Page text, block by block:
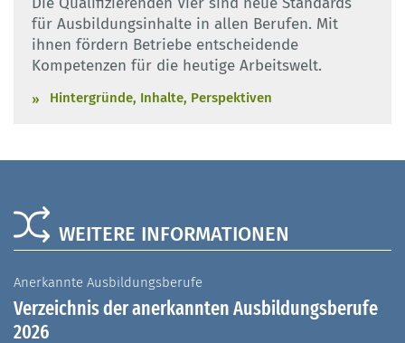
für Ausbildungsinhalte in allen Berufen. Mit
ihnen fördern Betriebe entscheidende
Kompetenzen für die heutige Arbeitswelt.
Hintergründe, Inhalte, Perspektiven
WEITERE INFORMATIONEN
Anerkannte Ausbildungsberufe
Verzeichnis der anerkannten Ausbildungsberufe
2026